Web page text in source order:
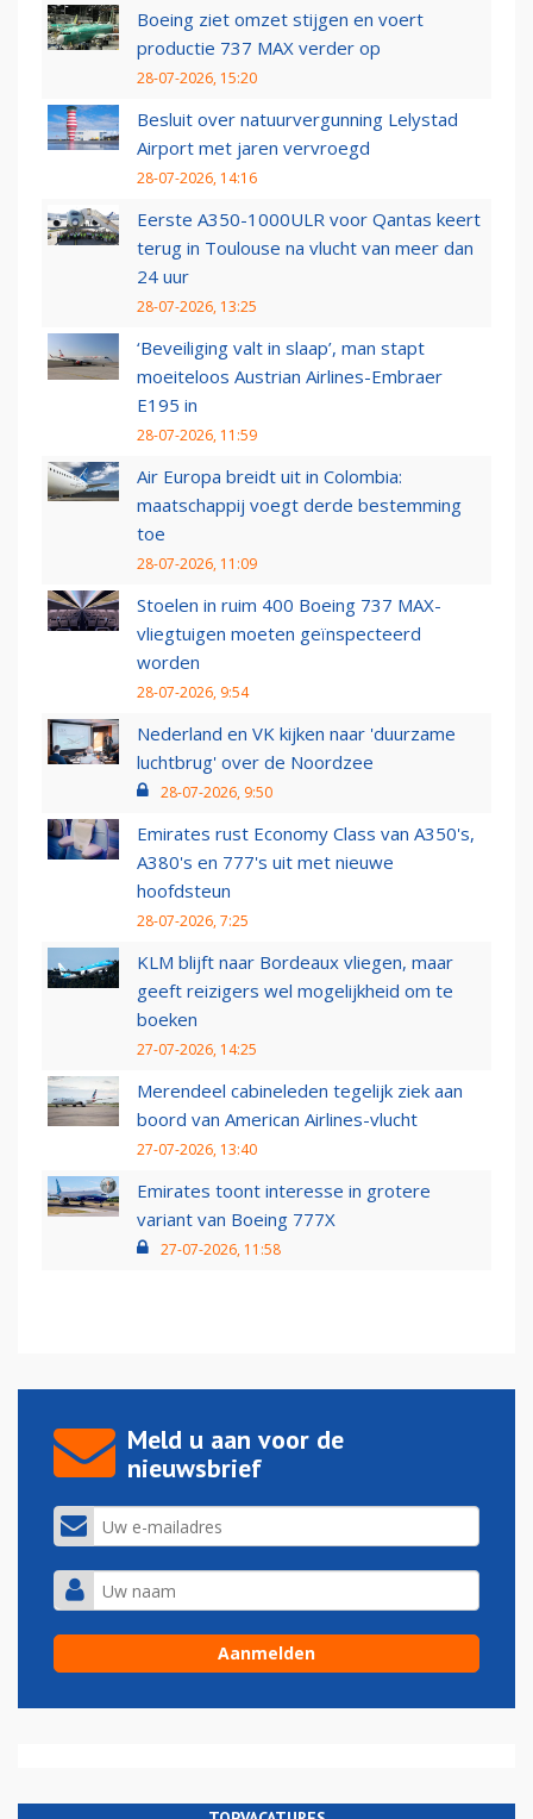
Boeing ziet omzet stijgen en voert
productie 737 MAX verder op
28-07-2026, 15:20
Besluit over natuurvergunning Lelystad
Airport met jaren vervroegd
28-07-2026, 14:16
Eerste A350-1000ULR voor Qantas keert
terug in Toulouse na vlucht van meer dan
24 uur
28-07-2026, 13:25
‘Beveiliging valt in slaap’, man stapt
moeiteloos Austrian Airlines-Embraer
E195 in
28-07-2026, 11:59
Air Europa breidt uit in Colombia:
maatschappij voegt derde bestemming
toe
28-07-2026, 11:09
Stoelen in ruim 400 Boeing 737 MAX-
vliegtuigen moeten geïnspecteerd
worden
28-07-2026, 9:54
Nederland en VK kijken naar 'duurzame
luchtbrug' over de Noordzee
28-07-2026, 9:50
Emirates rust Economy Class van A350's,
A380's en 777's uit met nieuwe
hoofdsteun
28-07-2026, 7:25
KLM blijft naar Bordeaux vliegen, maar
geeft reizigers wel mogelijkheid om te
boeken
27-07-2026, 14:25
Merendeel cabineleden tegelijk ziek aan
boord van American Airlines-vlucht
27-07-2026, 13:40
Emirates toont interesse in grotere
variant van Boeing 777X
27-07-2026, 11:58
Meld u aan voor de
nieuwsbrief